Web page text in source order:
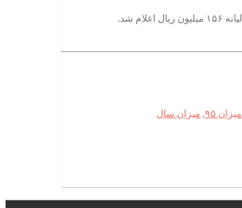
میزان ۹۵ , میزان سال